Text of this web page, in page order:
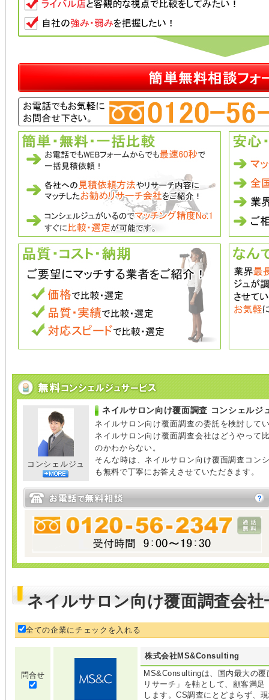
コンシェルジュ
ネイルサロン向け覆面調査 コンシェルジ
ネイルサロン向け覆面調査の委託を検討して
ネイルサロン向け覆面調査会社はどうやって
のかわからない。
そんな時は、ネイルサロン向け覆面調査コン
も無料で丁寧にお答えさせていただきます。
ネイルサロン向け覆面調査会社
全ての企業にチェックを入れる
問合せ
株式会社MS&Consulting
MS&Consultingは、国内最大の
リサーチ」を軸として、顧客満
します。CS調査にとどまらず、